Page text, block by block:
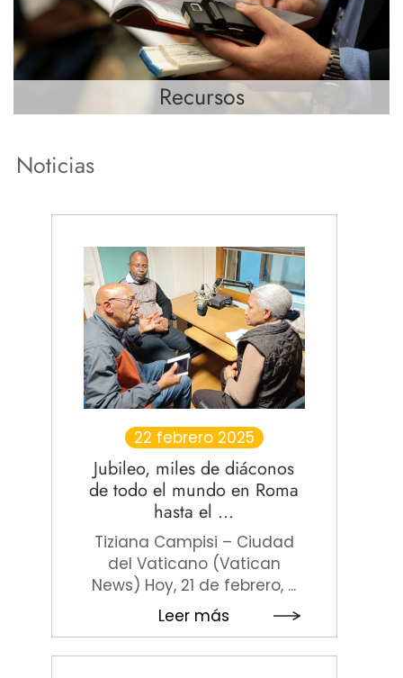
Recursos
Noticias
22 febrero 2025
Jubileo, miles de diáconos
de todo el mundo en Roma
hasta el ...
Tiziana Campisi – Ciudad
del Vaticano (Vatican
News) Hoy, 21 de febrero, ...
Leer más